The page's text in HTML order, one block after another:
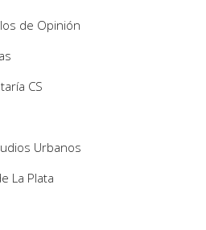
de Opinión
CS
Urbanos
La Plata